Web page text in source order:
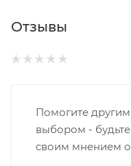
Отзывы
Помогите
выбором -
своим мнением